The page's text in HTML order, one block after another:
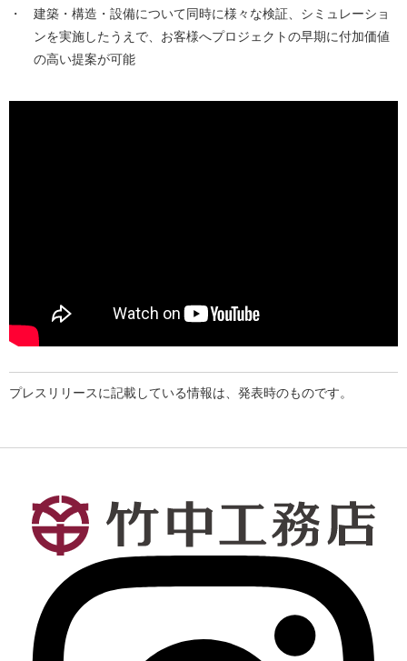
・
建築・構造・設備について同時に様々な検証、シミュレーショ
ンを実施したうえで、お客様へプロジェクトの早期に付加価値
の高い提案が可能
動画：設計BIMツール
プレスリリースに記載している情報は、発表時のものです。